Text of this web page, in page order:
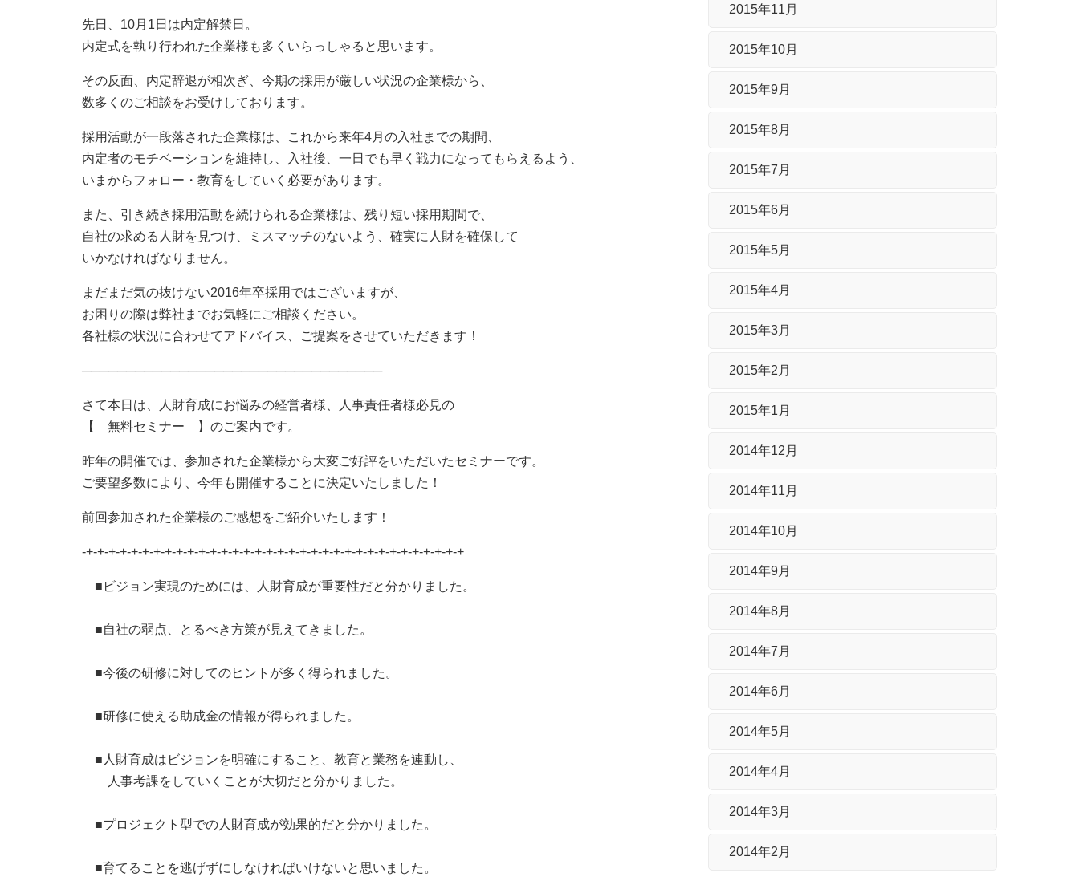
先日、10月1日は内定解禁日。
内定式を執り行われた企業様も多くいらっしゃると思います。
その反面、内定辞退が相次ぎ、今期の採用が厳しい状況の企業様から、
数多くのご相談をお受けしております。
採用活動が一段落された企業様は、これから来年4月の入社までの期間、
内定者のモチベーションを維持し、入社後、一日でも早く戦力になってもらえるよう、
いまからフォロー・教育をしていく必要があります。
また、引き続き採用活動を続けられる企業様は、残り短い採用期間で、
自社の求める人財を見つけ、ミスマッチのないよう、確実に人財を確保して
いかなければなりません。
まだまだ気の抜けない2016年卒採用ではございますが、
お困りの際は弊社までお気軽にご相談ください。
各社様の状況に合わせてアドバイス、ご提案をさせていただきます！
──────────────────────────────────
さて本日は、人財育成にお悩みの経営者様、人事責任者様必見の
【 無料セミナー 】のご案内です。
昨年の開催では、参加された企業様から大変ご好評をいただいたセミナーです。
ご要望多数により、今年も開催することに決定いたしました！
前回参加された企業様のご感想をご紹介いたします！
-+-+-+-+-+-+-+-+-+-+-+-+-+-+-+-+-+-+-+-+-+-+-+-+-+-+-+-+-+-+-+-+-+-+
■ビジョン実現のためには、人財育成が重要性だと分かりました。
■自社の弱点、とるべき方策が見えてきました。
■今後の研修に対してのヒントが多く得られました。
■研修に使える助成金の情報が得られました。
■人財育成はビジョンを明確にすること、教育と業務を連動し、
人事考課をしていくことが大切だと分かりました。
■プロジェクト型での人財育成が効果的だと分かりました。
■育てることを逃げずにしなければいけないと思いました。
2015年11月
2015年10月
2015年9月
2015年8月
2015年7月
2015年6月
2015年5月
2015年4月
2015年3月
2015年2月
2015年1月
2014年12月
2014年11月
2014年10月
2014年9月
2014年8月
2014年7月
2014年6月
2014年5月
2014年4月
2014年3月
2014年2月